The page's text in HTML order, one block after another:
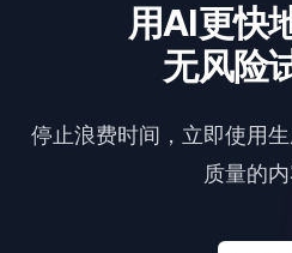
用AI更快
无风险
停止浪费时间，立即使用
质量的内